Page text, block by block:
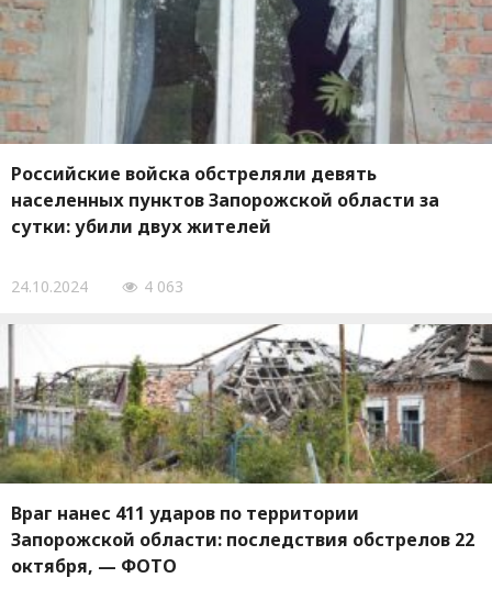
Российские войска обстреляли девять
населенных пунктов Запорожской области за
сутки: убили двух жителей
24.10.2024 4 063
Враг нанес 411 ударов по территории
Запорожской области: последствия обстрелов 22
октября, — ФОТО